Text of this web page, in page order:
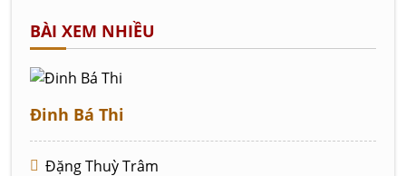
BÀI XEM NHIỀU
Đinh Bá Thi
Đặng Thuỳ Trâm